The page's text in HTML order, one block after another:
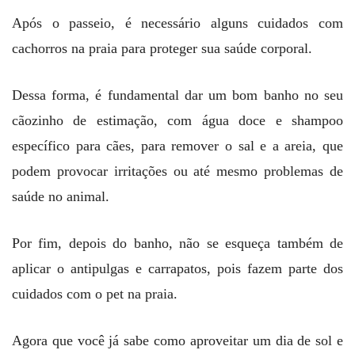
Após o passeio, é necessário alguns cuidados com
cachorros na praia para proteger sua saúde corporal.
Dessa forma, é fundamental dar um bom banho no seu
cãozinho de estimação, com água doce e shampoo
específico para cães, para remover o sal e a areia, que
podem provocar irritações ou até mesmo problemas de
saúde no animal.
Por fim, depois do banho, não se esqueça também de
aplicar o antipulgas e carrapatos, pois fazem parte dos
cuidados com o pet na praia.
Agora que você já sabe como aproveitar um dia de sol e